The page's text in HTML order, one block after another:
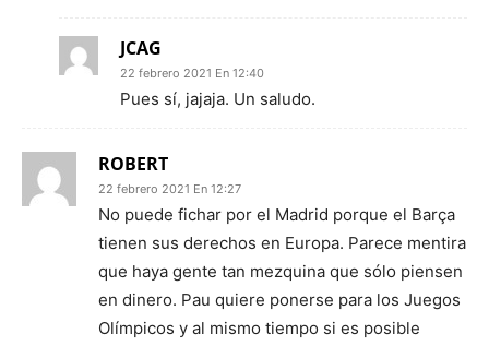
JCAG
22 febrero 2021 En 12:40
Pues sí, jajaja. Un saludo.
ROBERT
22 febrero 2021 En 12:27
No puede fichar por el Madrid porque el Barça
tienen sus derechos en Europa. Parece mentira
que haya gente tan mezquina que sólo piensen
en dinero. Pau quiere ponerse para los Juegos
Olímpicos y al mismo tiempo si es posible